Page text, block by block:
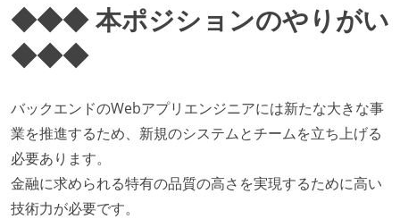
◆◆◆ 本ポジションのやりがい
◆◆◆
バックエンドのWebアプリエンジニアには新たな大きな事
業を推進するため、新規のシステムとチームを立ち上げる
必要あります。
金融に求められる特有の品質の高さを実現するために高い
技術力が必要です。